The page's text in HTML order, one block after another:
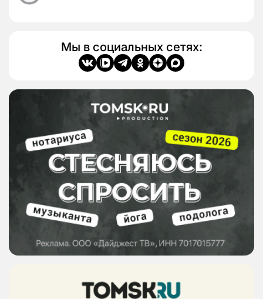
Мы в социальных сетях: